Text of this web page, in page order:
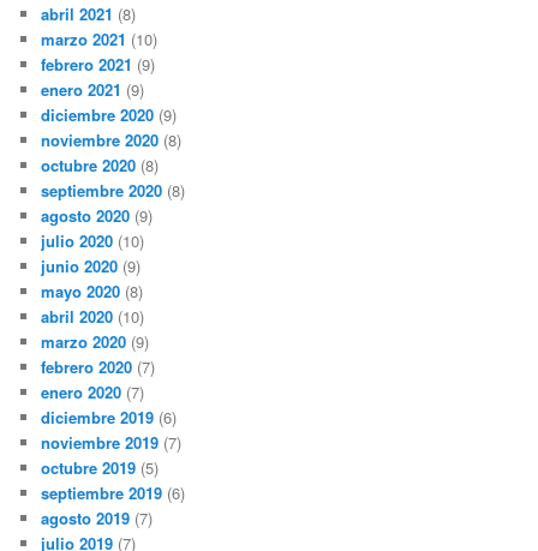
abril 2021 (8)
marzo 2021 (10)
febrero 2021 (9)
enero 2021 (9)
diciembre 2020 (9)
noviembre 2020 (8)
octubre 2020 (8)
septiembre 2020 (8)
agosto 2020 (9)
julio 2020 (10)
junio 2020 (9)
mayo 2020 (8)
abril 2020 (10)
marzo 2020 (9)
febrero 2020 (7)
enero 2020 (7)
diciembre 2019 (6)
noviembre 2019 (7)
octubre 2019 (5)
septiembre 2019 (6)
agosto 2019 (7)
julio 2019 (7)